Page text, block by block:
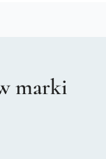
marki